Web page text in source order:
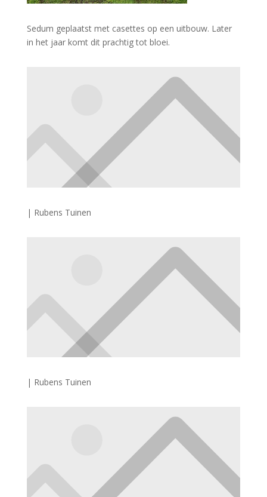
Sedum geplaatst met casettes op een uitbouw. Later
in het jaar komt dit prachtig tot bloei.
| Rubens Tuinen
| Rubens Tuinen